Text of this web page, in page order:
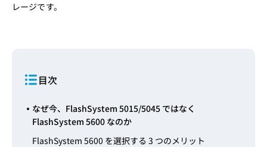
レージです。
目次
なぜ今、FlashSystem 5015/5045 ではなく
FlashSystem 5600 なのか
FlashSystem 5600 を選択する 3 つのメリット